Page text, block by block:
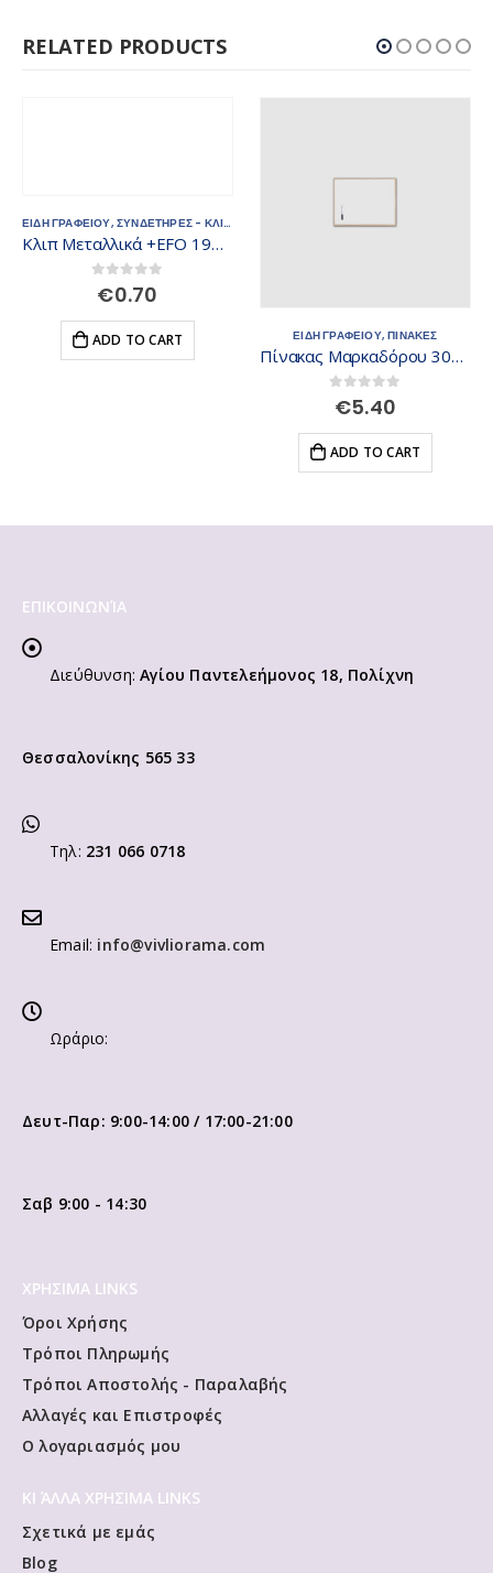
RELATED PRODUCTS
ΕΙΔΗ ΓΡΑΦΕΙΟΥ,ΣΥΝΔΕΤΗΡΕΣ - ΚΛΙΠΣ
Κλιπ Μεταλλικά +EFO 19mm 502019
out of 5
€0.70
ADD TO CART ΕΙΔΗ ΓΡΑΦΕΙΟΥ,ΠΙΝΑΚΕΣ
Πίνακας Μαρκαδόρου 30×40εκ 402119
out of 5
€5.40
ADD TO CART
ΕΠΙΚΟΙΝΩΝΊΑ
Διεύθυνση: Αγίου Παντελεήμονος 18, Πολίχνη
Θεσσαλονίκης 565 33
Τηλ: 231 066 0718
Email: info@vivliorama.com
Ωράριο:
Δευτ-Παρ: 9:00-14:00 / 17:00-21:00
Σαβ 9:00 - 14:30
ΧΡΗΣΙΜΑ LINKS
Όροι Χρήσης
Τρόποι Πληρωμής
Τρόποι Αποστολής - Παραλαβής
Αλλαγές και Επιστροφές
Ο λογαριασμός μου
ΚΙ ΆΛΛΑ ΧΡΗΣΙΜΑ LINKS
Σχετικά με εμάς
Blog